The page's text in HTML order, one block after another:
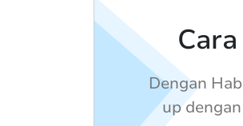
Dengan
up